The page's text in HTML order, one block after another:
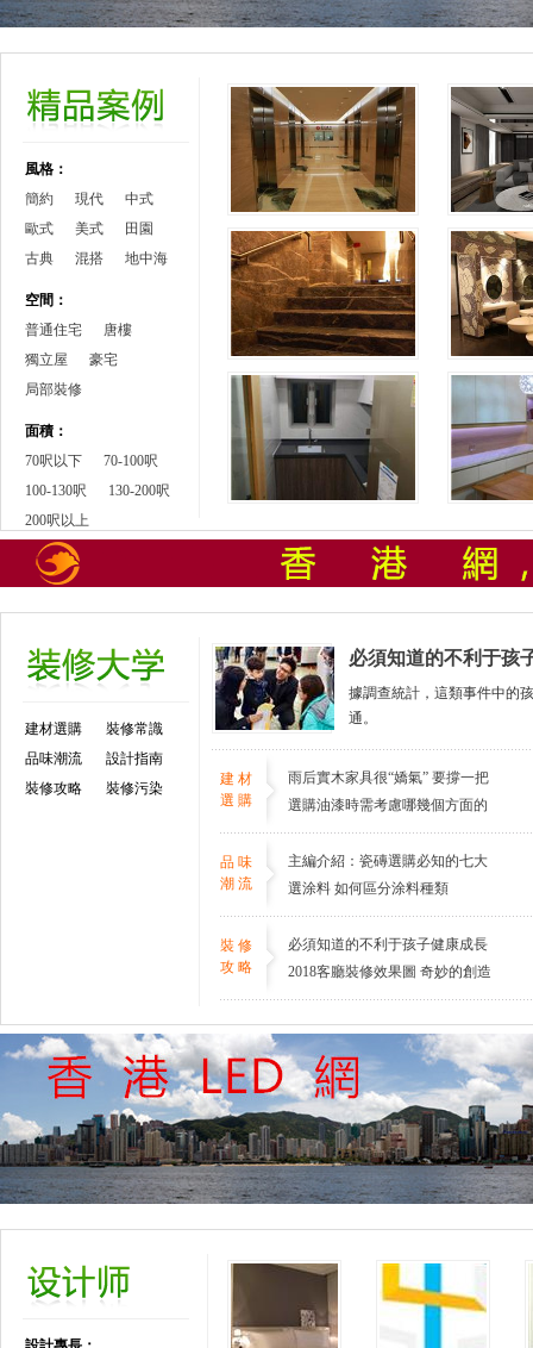
風格：
簡約
現代
中式
歐式
美式
田園
古典
混搭 地中海
空間：
普通住宅
唐樓
獨立屋
豪宅
局部裝修
面積：
70呎以下
70-100呎
100-130呎
130-200呎
200呎以上
建材選購
裝修常識
品味潮流
設計指南
裝修攻略
裝修污染
必須知道的不利于孩
據調查統計，這類事件中的
通。
建材
選購
雨后實木家具很“嬌氣” 要撐一把
防潮傘
選購油漆時需考慮哪幾個方面的
問題
品味
潮流
主編介紹：瓷磚選購必知的七大
技巧
選涂料 如何區分涂料種類
裝修
攻略
必須知道的不利于孩子健康成長
的家居風水
2018客廳裝修效果圖 奇妙的創造
手法